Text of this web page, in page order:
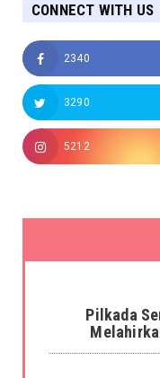
CONNECT WITH US
2340
3290
5212
Pilkada